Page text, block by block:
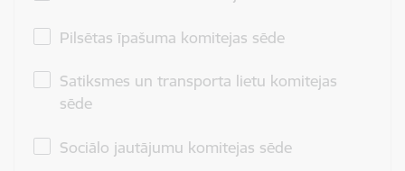
Pilsētas īpašuma komitejas sēde
Satiksmes un transporta lietu komitejas
sēde
Sociālo jautājumu komitejas sēde